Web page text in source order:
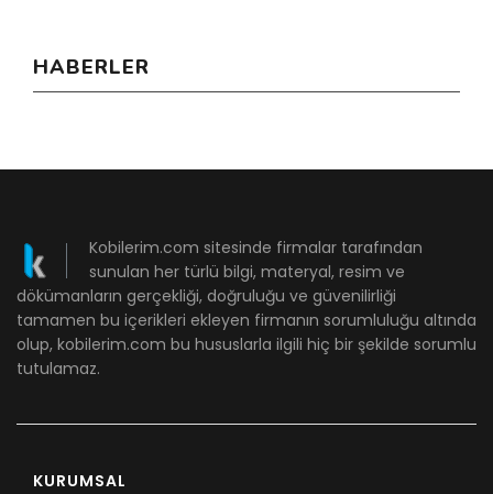
HABERLER
Kobilerim.com sitesinde firmalar tarafından
sunulan her türlü bilgi, materyal, resim ve
dökümanların gerçekliği, doğruluğu ve güvenilirliği
tamamen bu içerikleri ekleyen firmanın sorumluluğu altında
olup, kobilerim.com bu hususlarla ilgili hiç bir şekilde sorumlu
tutulamaz.
KURUMSAL